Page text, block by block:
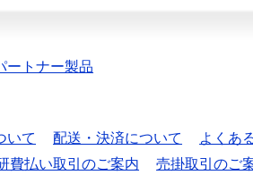
ートナー製品
いて 配送・決済について
よくあ
費払い取引のご案内 売掛取引のご